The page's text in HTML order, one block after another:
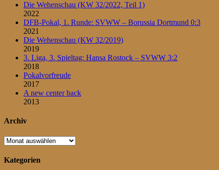
Die Wehenschau (KW 32/2022, Teil 1)
2022
DFB-Pokal, 1. Runde: SVWW – Borussia Dortmund 0:3
2021
Die Wehenschau (KW 32/2019)
2019
3. Liga, 3. Spieltag: Hansa Rostock – SVWW 3:2
2018
Pokalvorfreude
2017
A new center back
2013
Archiv
Archiv
Kategorien